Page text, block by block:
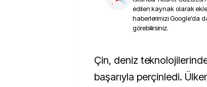
edilen kaynak olarak
haberlerimizi Google'da
görebilirsiniz.
Çin, deniz teknolojilerindeki iddiasını yeni bir
başarıyla perçinledi.